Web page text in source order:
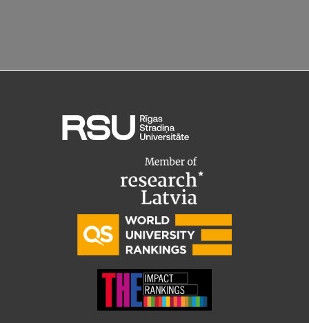
Research Data Management
RSU Research Portal
Scientific Priorities
Services & Main Fields of Research
Research Projects